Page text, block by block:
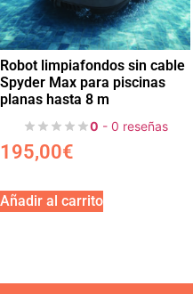
Robot limpiafondos sin cable
Spyder Max para piscinas
planas hasta 8 m
0 - 0 reseñas
195,00€
Añadir al carrito